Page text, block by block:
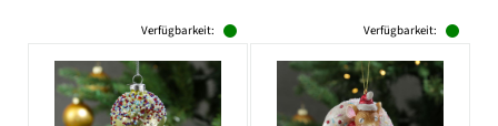
Verfügbarkeit: Verfügbarkeit: